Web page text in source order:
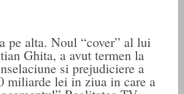
pe alta. Noul “cover” al lui
Ghita, a avut termen la
si prejudiciere a
miliarde lei in ziua in care a